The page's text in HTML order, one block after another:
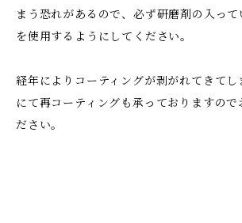
まう恐れがあるので、必ず研磨剤の入っ
を使用するようにしてください。
経年によりコーティングが剥がれてきて
にて再コーティングも承っておりますので
ださい。